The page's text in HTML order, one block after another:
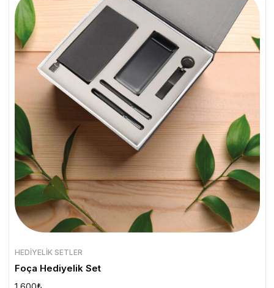
HEDIYELIK SETLER
Foça Hediyelik Set